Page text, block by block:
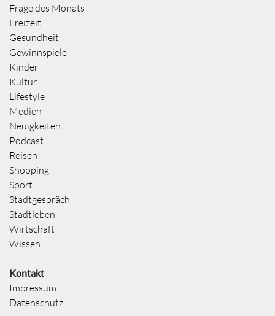
Frage des Monats
Freizeit
Gesundheit
Gewinnspiele
Kinder
Kultur
Lifestyle
Medien
Neuigkeiten
Podcast
Reisen
Shopping
Sport
Stadtgespräch
Stadtleben
Wirtschaft
Wissen
Kontakt
Impressum
Datenschutz